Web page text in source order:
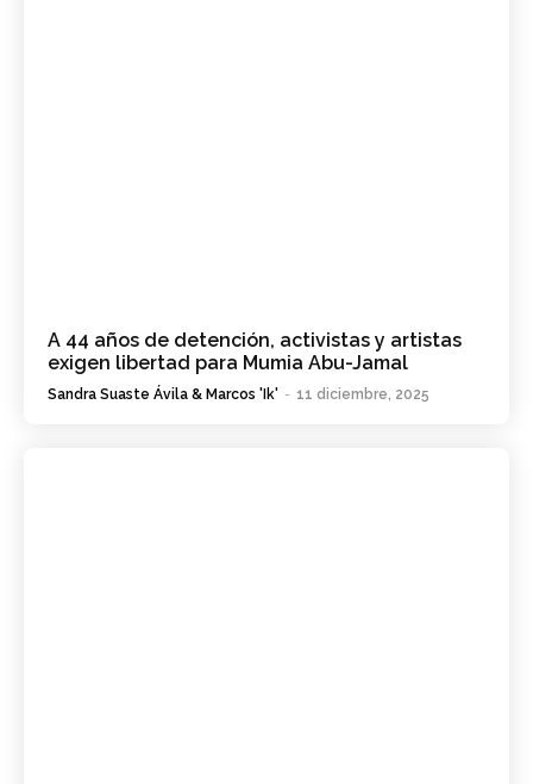
A 44 años de detención, activistas y artistas
exigen libertad para Mumia Abu-Jamal
Sandra Suaste Ávila & Marcos 'Ik' - 11 diciembre, 2025